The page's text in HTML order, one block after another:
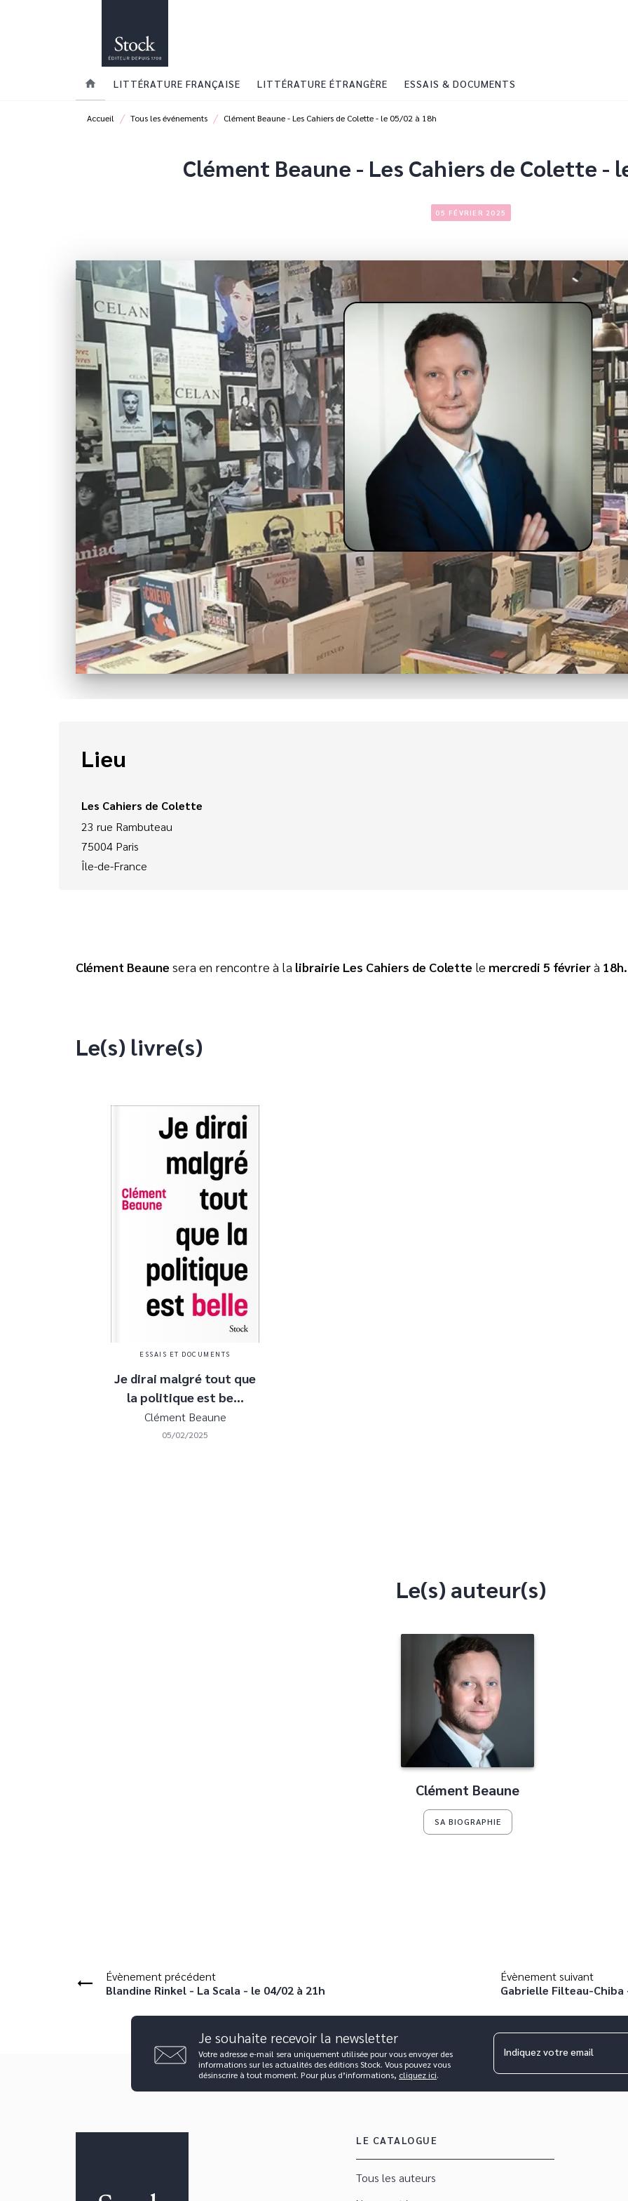
home LITTÉRATURE FRANÇAISE LITTÉRATURE ÉTRANGÈRE ESSAIS & DOCUMENTS
Accueil / Tous les événements / Clément Beaune - Les Cahiers de Colette - le 05/02 à 18h
Clément Beaune - Les Cahiers de Colette -
05 FÉVRIER 2025
Lieu
Les Cahiers de Colette
23 rue Rambuteau
75004 Paris
Île-de-France
Clément Beaune sera en rencontre à la librairie Les Cahiers de Colette le mercredi 5 févrierà 18h.
Le(s) livre(s)
ESSAIS ET DOCUMENTS
Je dirai malgré tout que
la politique est be…
Clément Beaune
05/02/2025
Le(s) auteur(s)
Clément Beaune
SA BIOGRAPHIE
Évènement précédent
Blandine Rinkel - La Scala - le 04/02 à 21h
Évènement suivant
Gabrielle Filteau-Chiba
Je souhaite recevoir la newsletter
Votre adresse e-mail sera uniquement utilisée pour vous envoyer des
informations sur les actualités des éditions Stock. Vous pouvez vous
désinscrire à tout moment. Pour plus d’informations, cliquez ici.
Indiquez votre email
LE CATALOGUE
Tous les auteurs